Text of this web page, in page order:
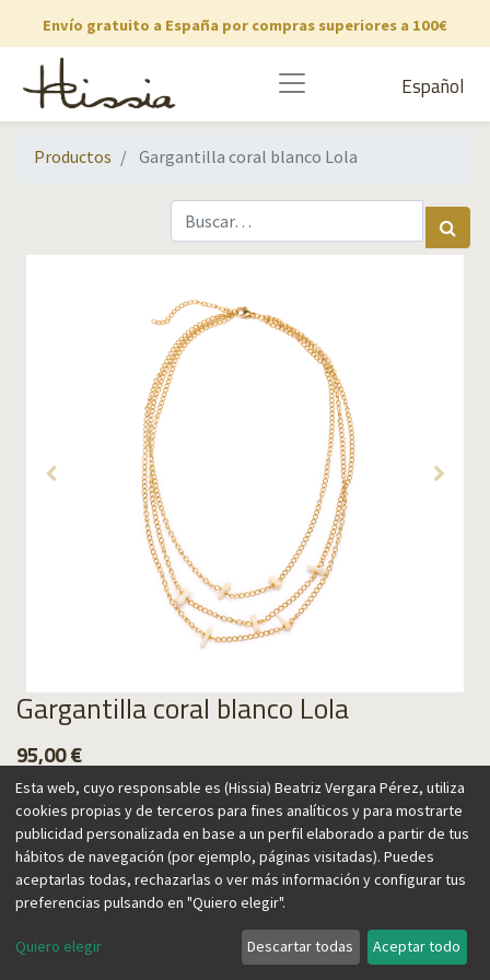
Envío gratuito a España por compras superiores a 100€
Español
Productos Gargantilla coral blanco Lola
Gargantilla coral blanco Lola
95,00€
Agregar al carrito
Este choker con cadenas esá realizado con piezas de coral
Esta web, cuyo responsable es (Hissia) Beatriz Vergara Pérez, utiliza
cookies propias y de terceros para fines analíticos y para mostrarte
publicidad personalizada en base a un perfil elaborado a partir de tus
hábitos de navegación (por ejemplo, páginas visitadas). Puedes
aceptarlas todas, rechazarlas o ver más información y configurar tus
preferencias pulsando en "Quiero elegir".
Quiero elegir Descartar todas Aceptar todo